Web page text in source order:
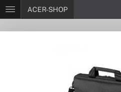
ACER-SHOP